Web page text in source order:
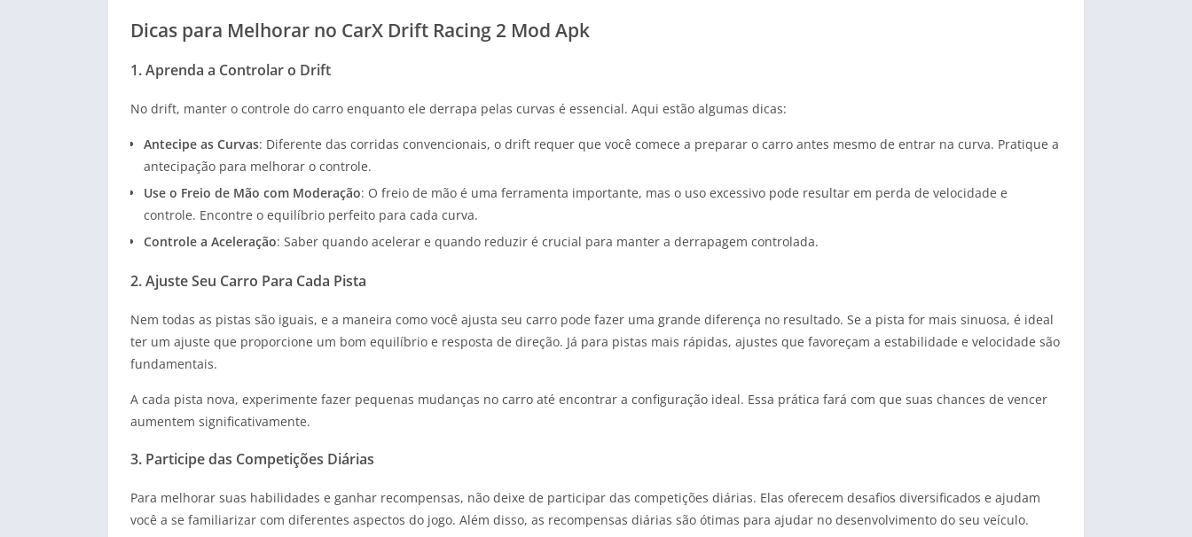
Dicas para Melhorar no CarX Drift Racing 2 Mod Apk
1. Aprenda a Controlar o Drift
No drift, manter o controle do carro enquanto ele derrapa pelas curvas é essencial. Aqui estão algumas dicas:
Antecipe as Curvas: Diferente das corridas convencionais, o drift requer que você comece a preparar o carro antes mesmo de entrar na curva. Pratique a
antecipação para melhorar o controle.
Use o Freio de Mão com Moderação: O freio de mão é uma ferramenta importante, mas o uso excessivo pode resultar em perda de velocidade e
controle. Encontre o equilíbrio perfeito para cada curva.
Controle a Aceleração: Saber quando acelerar e quando reduzir é crucial para manter a derrapagem controlada.
2. Ajuste Seu Carro Para Cada Pista
Nem todas as pistas são iguais, e a maneira como você ajusta seu carro pode fazer uma grande diferença no resultado. Se a pista for mais sinuosa, é ideal
ter um ajuste que proporcione um bom equilíbrio e resposta de direção. Já para pistas mais rápidas, ajustes que favoreçam a estabilidade e velocidade são
fundamentais.
A cada pista nova, experimente fazer pequenas mudanças no carro até encontrar a configuração ideal. Essa prática fará com que suas chances de vencer
aumentem significativamente.
3. Participe das Competições Diárias
Para melhorar suas habilidades e ganhar recompensas, não deixe de participar das competições diárias. Elas oferecem desafios diversificados e ajudam
você a se familiarizar com diferentes aspectos do jogo. Além disso, as recompensas diárias são ótimas para ajudar no desenvolvimento do seu veículo.